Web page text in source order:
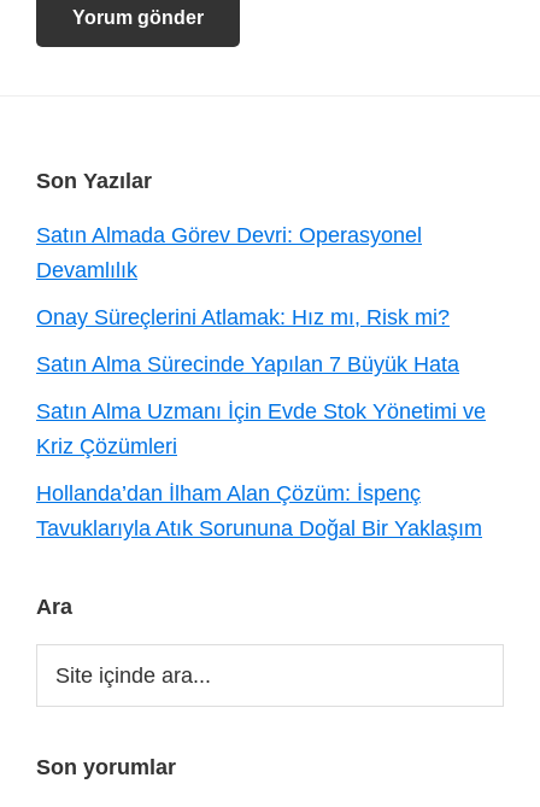
Footer
Son Yazılar
Satın Almada Görev Devri: Operasyonel
Devamlılık
Onay Süreçlerini Atlamak: Hız mı, Risk mi?
Satın Alma Sürecinde Yapılan 7 Büyük Hata
Satın Alma Uzmanı İçin Evde Stok Yönetimi ve
Kriz Çözümleri
Hollanda’dan İlham Alan Çözüm: İspenç
Tavuklarıyla Atık Sorununa Doğal Bir Yaklaşım
Ara
Son yorumlar